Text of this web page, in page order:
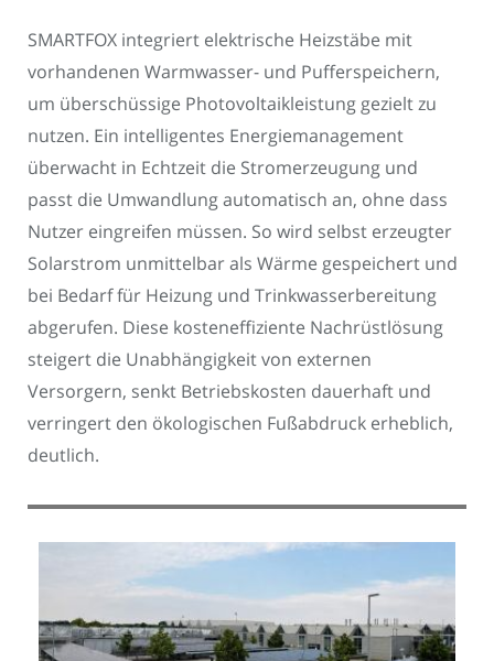
SMARTFOX integriert elektrische Heizstäbe mit
vorhandenen Warmwasser- und Pufferspeichern,
um überschüssige Photovoltaikleistung gezielt zu
nutzen. Ein intelligentes Energiemanagement
überwacht in Echtzeit die Stromerzeugung und
passt die Umwandlung automatisch an, ohne dass
Nutzer eingreifen müssen. So wird selbst erzeugter
Solarstrom unmittelbar als Wärme gespeichert und
bei Bedarf für Heizung und Trinkwasserbereitung
abgerufen. Diese kosteneffiziente Nachrüstlösung
steigert die Unabhängigkeit von externen
Versorgern, senkt Betriebskosten dauerhaft und
verringert den ökologischen Fußabdruck erheblich,
deutlich.